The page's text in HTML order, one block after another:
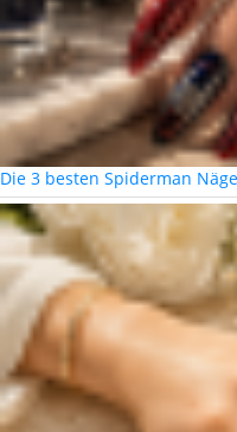
Die 3 besten Spiderman